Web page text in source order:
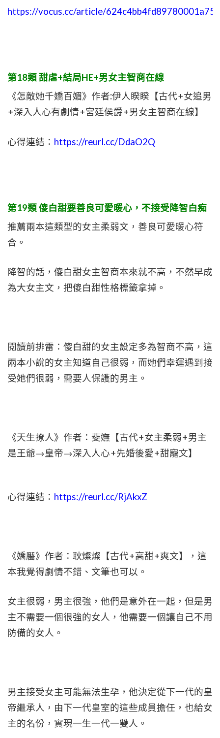
https://vocus.cc/article/
第18類 甜虐+結局HE+男女主智商在線
《怎敵她千嬌百媚》作者:伊人睽睽【古代+女追男
+深入人心有劇情+宮廷侯爵+男女主智商在線】
心得連結： https://reurl.cc/DdaO2Q
第19類 傻白甜要善良可愛暖心，不接受降智白痴
推薦兩本這類型的女主柔弱文，善良可愛暖心符
合。
降智的話，傻白甜女主智商本來就不高，不然早成
為大女主文，把傻白甜性格標籤拿掉。
閱讀前排雷：傻白甜的女主設定多為智商不高，這
兩本小說的女主知道自己很弱，而她們幸運遇到接
受她們很弱，需要人保護的男主。
《天生撩人》作者：斐嫵【古代+女主柔弱+男主
是王爺→皇帝→深入人心+先婚後愛+甜寵文】
心得連結： https://reurl.cc/RjAkxZ
《嬌靨》作者：耿燦燦【古代+高甜+爽文】，這
本我覺得劇情不錯、文筆也可以。
女主很弱，男主很強，他們是意外在一起，但是男
主不需要一個很強的女人，他需要一個讓自己不用
防備的女人。
男主接受女主可能無法生孕，他決定從下一代的皇
帝繼承人，由下一代皇室的這些成員擔任，也給女
主的名份，實現一生一代一雙人。